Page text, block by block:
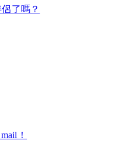
了嗎？
！